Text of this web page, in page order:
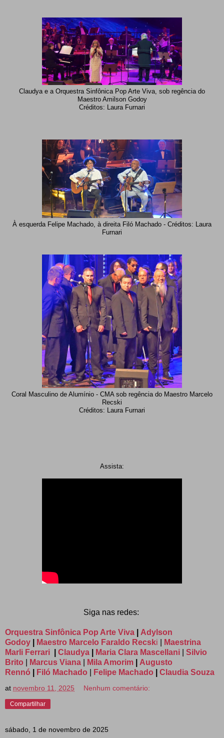
Claudya e a Orquestra Sinfônica Pop Arte Viva, sob regência do
Maestro Amilson Godoy
Créditos: Laura Furnari
À esquerda Felipe Machado, à direita Filó Machado - Créditos: Laura
Furnari
Coral Masculino de Alumínio - CMA sob regência do Maestro Marcelo
Recski
Créditos: Laura Furnari
Assista:
Siga nas redes:
Orquestra Sinfônica Pop Arte Viva
Adylson
Godoy
Maestro Marcelo Faraldo Recski
Maestrina
Marli Ferrari
Claudya Maria Clara Mascellani
Silvio
Brito
Marcus Viana Mila Amorim
Augusto
Rennó
Filó Machado Felipe Machado Claudia Souza
at novembro 11, 2025 Nenhum comentário:
Compartilhar
sábado, 1 de novembro de 2025